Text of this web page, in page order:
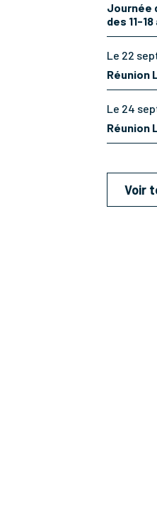
Journée
des 11-18
Le 22
Réunion
Le 24
Réunion
Voir